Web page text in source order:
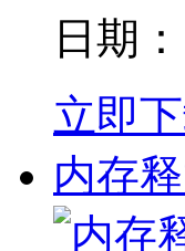
日期
立即
内存